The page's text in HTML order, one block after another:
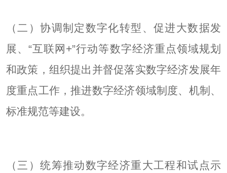
（二）协调制定数字化转型、促进大数据发
展、“互联网+”行动等数字经济重点领域规划
和政策，组织提出并督促落实数字经济发展年
度重点工作，推进数字经济领域制度、机制、
标准规范等建设。
（三）统筹推动数字经济重大工程和试点示